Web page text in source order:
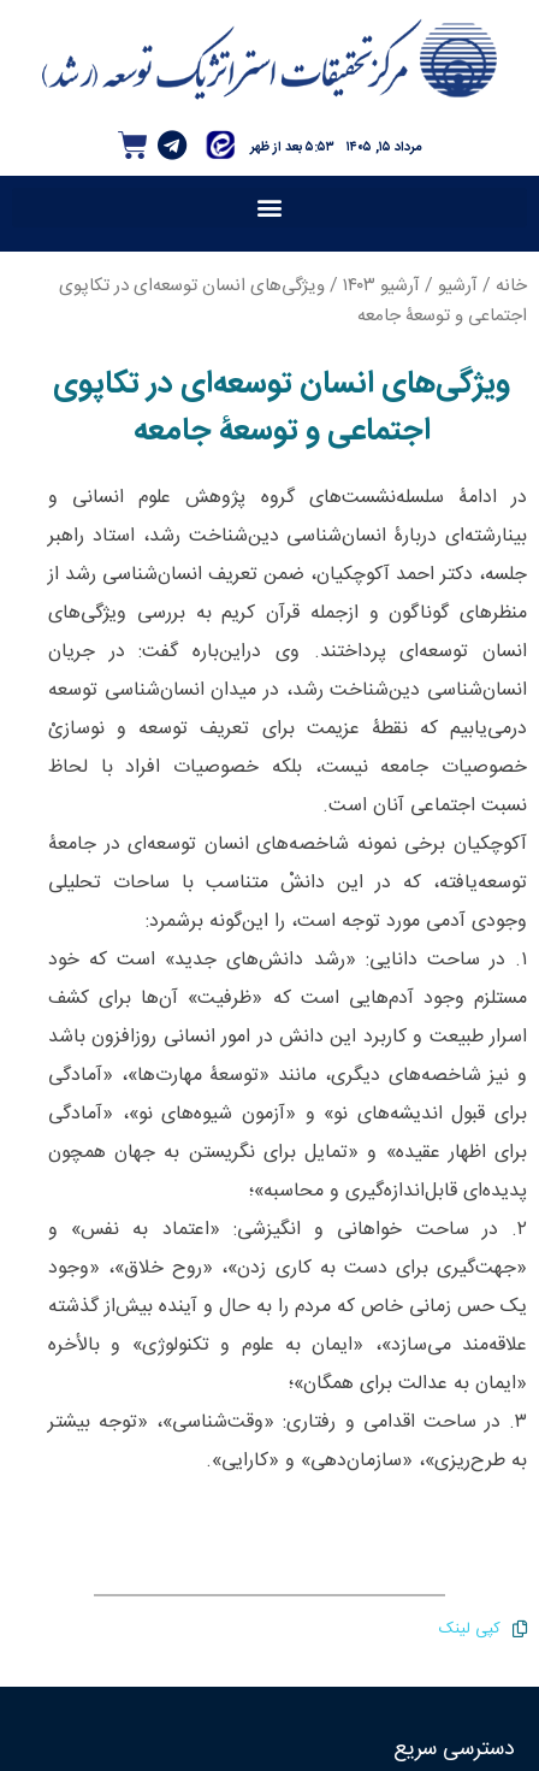
۵:۵۳ بعد از ظهر مرداد ۱۵, ۱۴۰۵
خانه /آرشیو /آرشیو ۱۴۰۳
/ ویژگی‌های انسان توسعه‌ای در تکاپوی
اجتماعی و توسعۀ جامعه
ویژگی‌های انسان توسعه‌ای در تکاپوی
اجتماعی و توسعۀ جامعه
در ادامۀ سلسله‌نشست‌های گروه پژوهش علوم انسانی و
بینارشته‌ای دربارۀ انسان‌شناسی دین‌شناخت رشد، استاد راهبر
جلسه، دکتر احمد آکوچکیان، ضمن تعریف انسان‌شناسی رشد از
منظرهای گوناگون و ازجمله قرآن کریم به بررسی ویژگی‌های
انسان توسعه‌ای پرداختند. وی در‌این‌باره گفت: در جریان
انسان‌شناسی دین‌شناخت رشد، در میدان انسان‌‌شناسی توسعه
درمی‌‌یابیم که نقطۀ عزیمت برای تعریف توسعه و نوسازیْ
خصوصیات جامعه نیست، بلکه خصوصیات افراد با لحاظ
نسبت اجتماعی آنان است.
آکوچکیان برخی نمونه شاخصه‌‌های انسان توسعه‌‌ای در جامعۀ
توسعه‌‌یافته، که در این دانشْ متناسب با ساحات تحلیلی
وجودی آدمی مورد توجه است، را این‌گونه برشمرد:
۱. در ساحت دانایی: «رشد دانش‌های جدید» است که خود
مستلزم وجود آدم‌هایی است که «ظرفیت» آن‌‌ها برای کشف
اسرار طبیعت و کاربرد این دانش در امور انسانی روزافزون باشد
و نیز شاخصه‌‌های دیگری، مانند «توسعۀ مهارت‌ها»، «آمادگی
برای قبول اندیشه‌های نو» و «آزمون شیوه‌های نو»، «آمادگی
برای اظهار عقیده» و «تمایل برای نگریستن به جهان همچون
پدیده‌ای قابل‌اندازه‌گیری و محاسبه»؛
۲. در ساحت خواهانی و انگیزشی: «اعتماد به نفس» و
«جهت‌گیری برای دست به کاری زدن»، «روح خلاق»، «وجود
یک حس زمانی خاص که مردم را به حال و آینده بیش‌از گذشته
علاقه‌مند می‌سازد»، «ایمان به علوم و تکنولوژی» و بالأخره
«ایمان به عدالت برای همگان»؛
۳. در ساحت اقدامی و رفتاری: «وقت‌شناسی»، «توجه بیشتر
به طرح‌ریزی»، «سازمان‌‌دهی» و «کارایی».
کپی لینک
دسترسی سریع